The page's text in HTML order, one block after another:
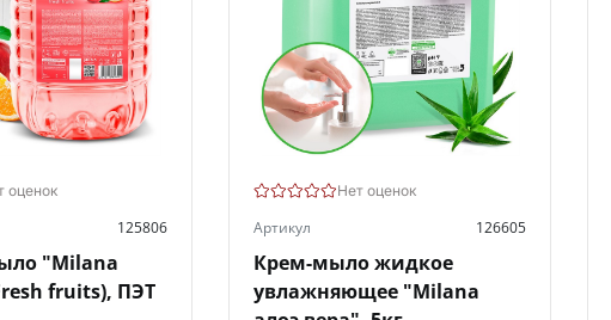
оценок
125806
"Milana
fruits), ПЭТ
Нет оценок
Артикул 126605
Крем-мыло жидкое
увлажняющее "Milana